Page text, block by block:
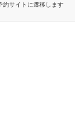
約サイトに遷移します